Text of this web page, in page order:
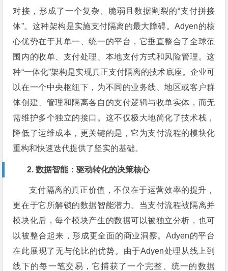
对接，形成了一个复杂、脆弱且数据割裂的“支付拼接
体”。这种架构是实施支付隔离的最大障碍。Adyen的核
心优势在于其单一、统一的平台，它垂直整合了全球范
围内的收单、支付处理、本地支付方式和风险管理。这
种“一体化”架构是实现真正支付隔离的技术底座。企业可
以在一个中央枢纽下，为不同的业务线、地区或客户群
体创建、管理和隔离各自的支付逻辑与收单实体，而无
需维护多个独立的接口。这不仅极大地简化了技术栈，
降低了运维成本，更关键的是，它为支付流程的模块化
重构和快速迭代提供了坚实的基础。
2. 数据智能：驱动转化的决策核心
支付隔离的真正价值，不仅在于运营效率的提升，
更在于它所解锁的数据智能潜力。当支付流程被隔离并
模块化后，每个模块产生的数据可以被独立分析，也可
以被整合起来，形成更全面的商业洞察。Adyen的平台
在此展现了无与伦比的优势。由于Adyen处理从线上到
线下的每一笔交易，它捕获了一个完整、统一的数据